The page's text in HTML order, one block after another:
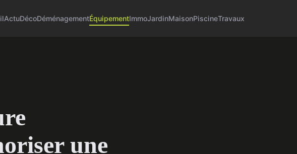
ActuDécoDéménagementÉquipementImmoJardinMaisonPiscineTravaux
une